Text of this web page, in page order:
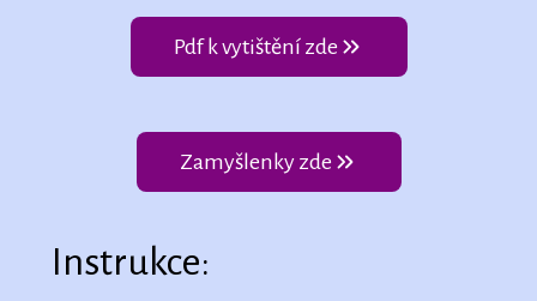
Pdf k vytištění zde
Zamyšlenky zde
Instrukce: